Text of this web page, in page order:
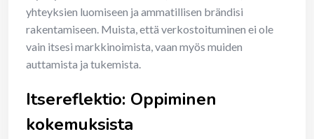
yhteyksien luomiseen ja ammatillisen brändisi
rakentamiseen. Muista, että verkostoituminen ei ole
vain itsesi markkinoimista, vaan myös muiden
auttamista ja tukemista.
Itsereflektio: Oppiminen
kokemuksista